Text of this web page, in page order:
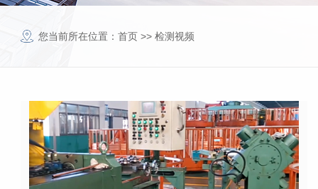
您当前所在位置： 首页 >> 检测视频